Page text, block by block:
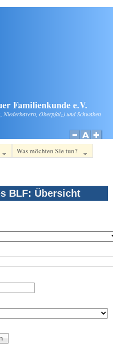
Familienkunde e.V.
Oberpfalz) und Schwaben
Was möchten Sie tun?
BLF: Übersicht